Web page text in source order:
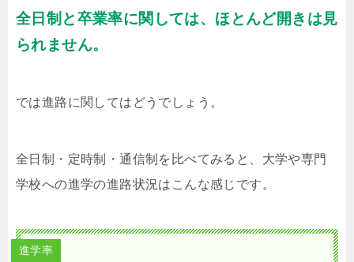
全日制と卒業率に関しては、ほとんど開きは見
られません。
では進路に関してはどうでしょう。
全日制・定時制・通信制を比べてみると、大学や専門
学校への進学の進路状況はこんな感じです。
進学率